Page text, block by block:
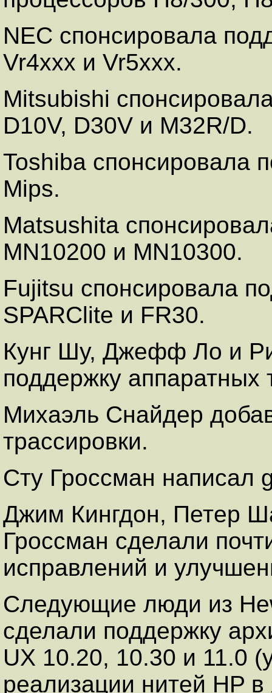
NEC спонсировала
Vr4xxx и Vr5xxx.
Mitsubishi
D10V, D30V и M32R/D.
Toshiba спонсировала
Mips.
Matsushita
MN10200 и MN10300.
Fujitsu спонсировала
SPARClite и FR30.
Кунг Шу, Джефф Ло и
поддержку аппаратных
Михаэль Снайдер
трассировки.
Сту Гроссман написал
Джим Кингдон, Петер
Гроссман сделали
исправлений и
Следующие люди из
сделали поддержку
UX 10.20, 10.30 и 11.0
реализации нитей HP